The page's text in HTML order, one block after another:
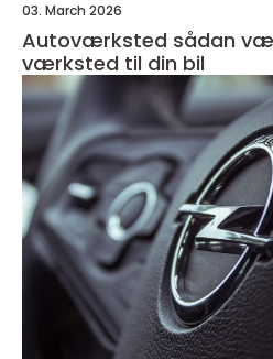
03. March 2026
Autoværksted sådan vælger du det rigtige
værksted til din bil